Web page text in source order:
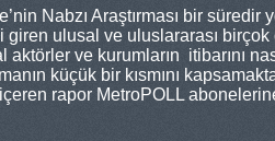
Nabzı Araştırması bir süredir
ulusal ve uluslararası birçok
aktörler ve kurumların itibarını
küçük bir kısmını
rapor MetroPOLL